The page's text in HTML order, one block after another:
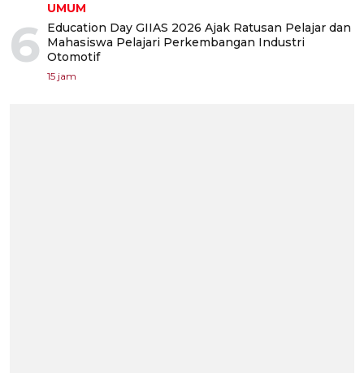
6
UMUM
Education Day GIIAS 2026 Ajak Ratusan Pelajar dan
Mahasiswa Pelajari Perkembangan Industri
Otomotif
15 jam